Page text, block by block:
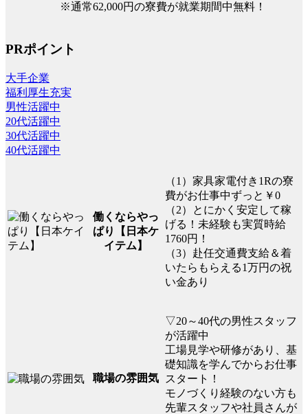
※通常62,000円の寮費が就業期間中無料！
PRポイント
大手企業
福利厚生充実
男性活躍中
20代活躍中
30代活躍中
40代活躍中
働くならやっ
ぱり【日本ケ
イテム】
（1）家具家電付き1Rの寮
費がお仕事中ずっと￥0
（2）とにかく安定して稼
げる！未経験も実質時給
1760円！
（3）赴任交通費支給＆着
いたらもらえる1万円の祝
い金あり
職場の雰囲気
▽20～40代の男性スタッフ
が活躍中
工場見学や研修があり、基
礎知識を学んでからお仕事
スタート！
モノづくり経験のない方も
先輩スタッフや社員さんが